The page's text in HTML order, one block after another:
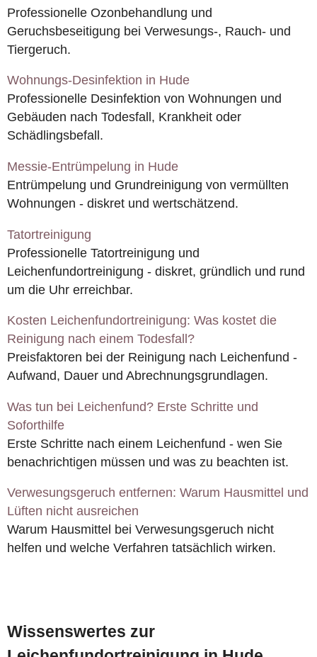
Professionelle Ozonbehandlung und
Geruchsbeseitigung bei Verwesungs-, Rauch- und
Tiergeruch.
Wohnungs-Desinfektion in Hude
Professionelle Desinfektion von Wohnungen und
Gebäuden nach Todesfall, Krankheit oder
Schädlingsbefall.
Messie-Entrümpelung in Hude
Entrümpelung und Grundreinigung von vermüllten
Wohnungen - diskret und wertschätzend.
Tatortreinigung
Professionelle Tatortreinigung und
Leichenfundortreinigung - diskret, gründlich und rund
um die Uhr erreichbar.
Kosten Leichenfundortreinigung: Was kostet die
Reinigung nach einem Todesfall?
Preisfaktoren bei der Reinigung nach Leichenfund -
Aufwand, Dauer und Abrechnungsgrundlagen.
Was tun bei Leichenfund? Erste Schritte und
Soforthilfe
Erste Schritte nach einem Leichenfund - wen Sie
benachrichtigen müssen und was zu beachten ist.
Verwesungsgeruch entfernen: Warum Hausmittel und
Lüften nicht ausreichen
Warum Hausmittel bei Verwesungsgeruch nicht
helfen und welche Verfahren tatsächlich wirken.
Wissenswertes zur